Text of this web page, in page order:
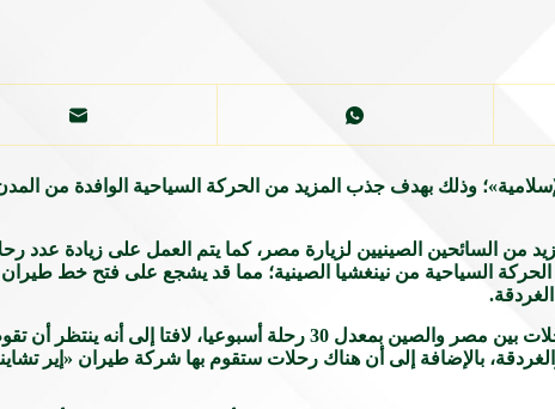
وذلك بهدف جذب المزيد من الحركة السياحية الوافدة من
من السائحين الصينيين لزيارة مصر، كما يتم العمل على زيادة عدد
الحركة السياحية من نينغشيا الصينية؛ مما قد يشجع على فتح خط طيران
وأضاف «شعراوي» أن هذا الأمر سيكون في يد سلطتي الطيران المدني المصري والصيني؛ لزيادة الرحلات بين مصر والصين بمعدل 30 رحلة أسبوعيا، لافتا إلى أنه ينتظر
جادة بتسيير 3 رحلات لمصر لمدينتي القاهرة والغردقة، بالإضافة إلى أن هناك رحلات ستقوم بها شركة طيران «إير